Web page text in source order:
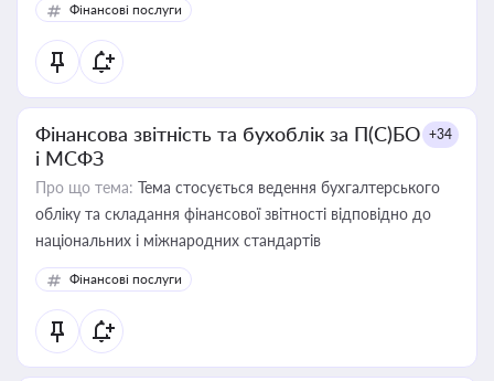
Фінансові послуги
Фінансова звітність та бухоблік за П(С)БО
і МСФЗ
+34
Про що тема: Тема стосується ведення бухгалтерського
обліку та складання фінансової звітності відповідно до
національних і міжнародних стандартів
Фінансові послуги